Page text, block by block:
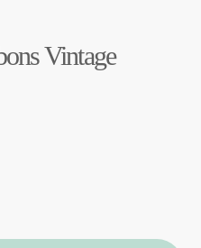
Vintage